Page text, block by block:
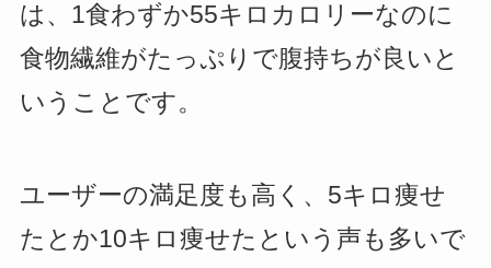
は、1食わずか55キロカロリーなのに
食物繊維がたっぷりで腹持ちが良いと
いうことです。
ユーザーの満足度も高く、5キロ痩せ
たとか10キロ痩せたという声も多いで